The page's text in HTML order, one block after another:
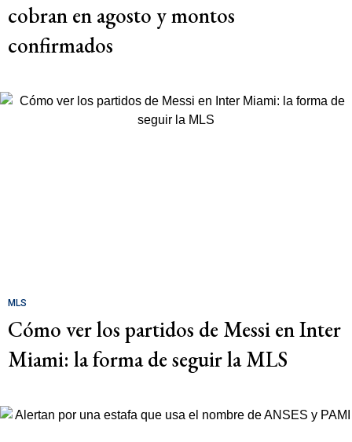
cobran en agosto y montos
confirmados
MLS
Cómo ver los partidos de Messi en Inter
Miami: la forma de seguir la MLS